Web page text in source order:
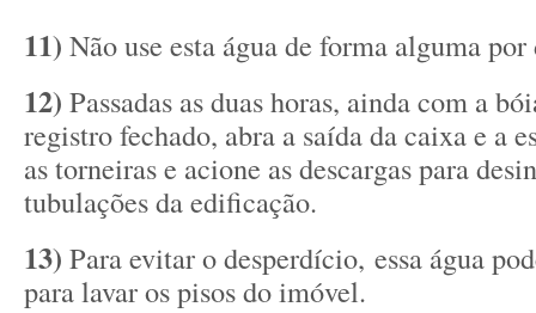
11) Não use esta água de forma alguma por
12) Passadas as duas horas, ainda com a
registro fechado, abra a saída da caixa e a
as torneiras e acione as descargas para
tubulações da edificação.
13) Para evitar o desperdício, essa água
para lavar os pisos do imóvel.